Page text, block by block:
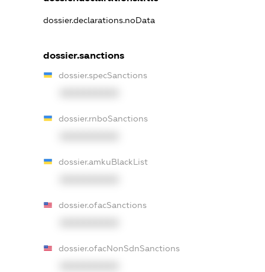
dossier.declarations.noData
dossier.sanctions
dossier.specSanctions
dossier.rnboSanctions
dossier.amkuBlackList
dossier.ofacSanctions
dossier.ofacNonSdnSanctions